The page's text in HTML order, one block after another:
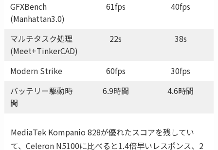
GFXBench
(Manhattan3.0)
61fps 40fps
マルチタスク処理
(Meet+TinkerCAD)
22s 38s
Modern Strike 60fps
30fps
バッテリー駆動時
間
6.9時間 4.6時間
MediaTek Kompanio 828が優れたスコアを残してい
て、Celeron N5100に比べると1.4倍早いレスポンス、2